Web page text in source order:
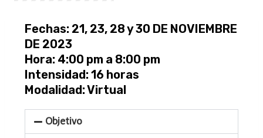
Fechas: 21, 23, 28 y 30 DE NOVIEMBRE
DE 2023
Hora: 4:00 pm a 8:00 pm
Intensidad: 16 horas
Modalidad: Virtual
Objetivo